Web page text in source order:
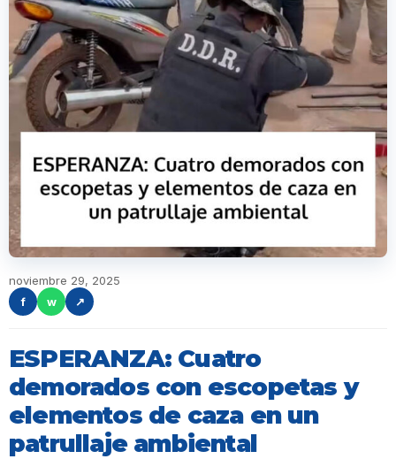
noviembre 29, 2025
f
w ↗
ESPERANZA: Cuatro
demorados con escopetas y
elementos de caza en un
patrullaje ambiental